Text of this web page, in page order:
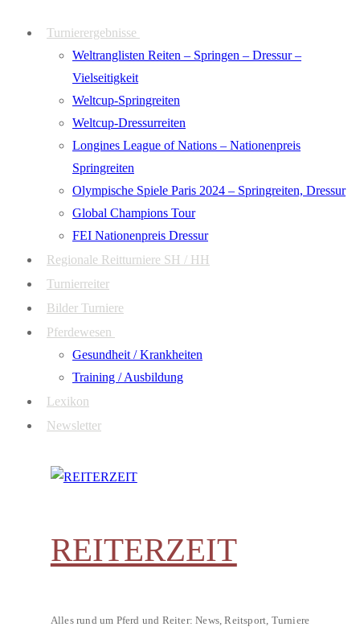
Turnierergebnisse
Weltranglisten Reiten – Springen – Dressur –
Vielseitigkeit
Weltcup-Springreiten
Weltcup-Dressurreiten
Longines League of Nations – Nationenpreis
Springreiten
Olympische Spiele Paris 2024 – Springreiten, Dressur
Global Champions Tour
FEI Nationenpreis Dressur
Regionale Reitturniere SH / HH
Turnierreiter
Bilder Turniere
Pferdewesen
Gesundheit / Krankheiten
Training / Ausbildung
Lexikon
Newsletter
REITERZEIT
Alles rund um Pferd und Reiter: News, Reitsport, Turniere